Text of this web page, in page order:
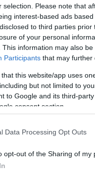
selection. Please note that
interest-based ads
to third parties
of your personal
This information may also
Participants that may further
that this website/app uses
but not limited to
to Google and its third-
consent section.
Data Processing Opt Outs
opt-out of the Sharing of my
magas a
a vércukorszint
fehérjék és
így a